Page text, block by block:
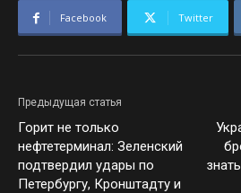
Facebook Twitter
Предыдущая статья
Горит не только
нефтетерминал: Зеленский
подтвердил удары по
Петербургу, Кронштадту и